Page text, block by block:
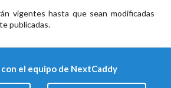
vigentes hasta que sean modificadas
publicadas.
el equipo de NextCaddy